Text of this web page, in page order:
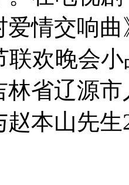
情交响
联欢晚会
林省辽源
赵本山先